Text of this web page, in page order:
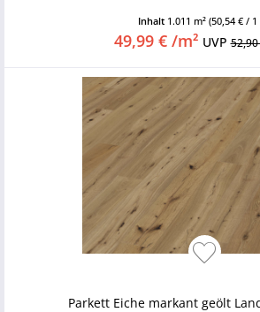
Inhalt 1.011 m² (50,54 € / 1
49,99 € /m² UVP52,90
Parkett Eiche markant geölt